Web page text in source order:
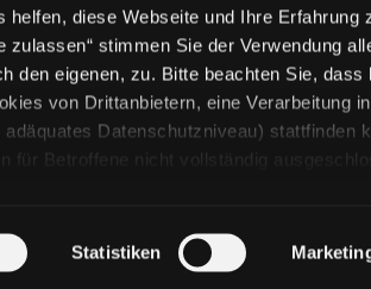
diese Webseite und Ihre Erfahrung
stimmen Sie der Verwendung
den eigenen, zu. Bitte beachten Sie, dass
von Drittanbietern, eine Verarbeitung
Datenschutzniveau) stattfinden
für Betroffene nicht vollständig
Kategorien von Cookies und
unsere „Cookie-Einstellungen“ unter
Statistiken